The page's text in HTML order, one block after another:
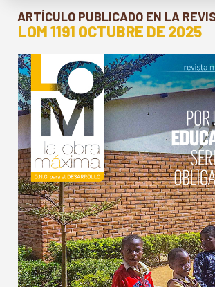
ARTÍCULO PUBLICADO EN LA
LOM 1191 OCTUBRE DE 2025